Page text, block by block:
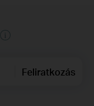
Feliratkozás